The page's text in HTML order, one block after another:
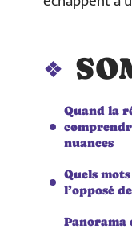
Quand la
nuances
Quels
l’opposé
Panorama